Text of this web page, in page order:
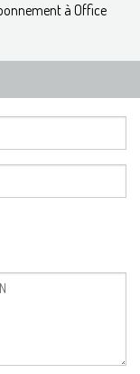
à Office